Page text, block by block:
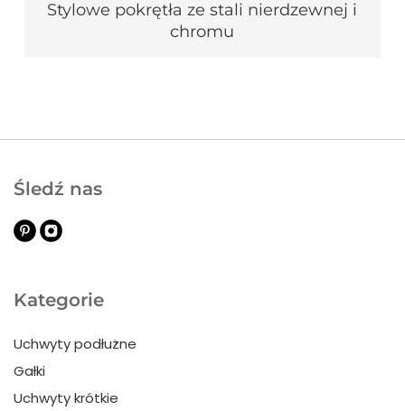
Stylowe pokrętła ze stali nierdzewnej i
chromu
Kategorie
Uchwyty podłużne
Gałki
Uchwyty krótkie
Śledź nas